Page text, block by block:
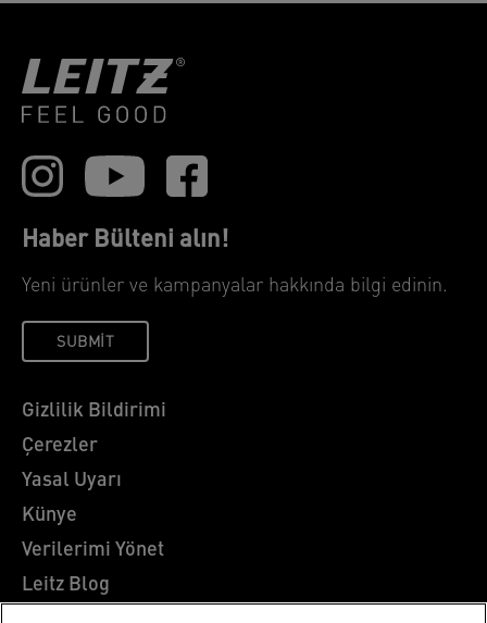
Haber Bülteni alın!
Yeni ürünler ve kampanyalar hakkında bilgi edinin.
SUBMIT
Gizlilik Bildirimi
Çerezler
Yasal Uyarı
Künye
Verilerimi Yönet
Leitz Blog